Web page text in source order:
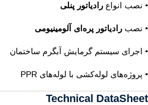
• نصب انواع رادیاتور پنلی
• نصب رادیاتور پره‌ای آلومینیومی
• اجرای سیستم گرمایش آبگرم ساختمان
• پروژه‌های لوله‌کشی با لوله‌های PPR
Technical DataSheet